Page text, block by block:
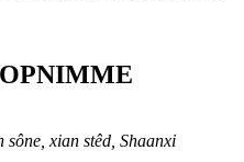
sône, xian stêd, Shaanxi